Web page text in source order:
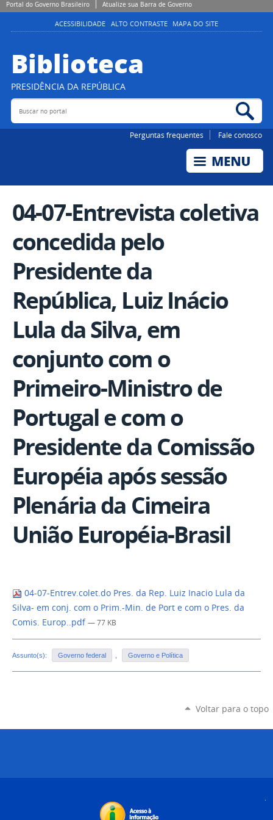
Portal do Governo Brasileiro Atualize sua Barra de Governo
ACESSIBILIDADE ALTO CONTRASTE MAPA DO SITE
Biblioteca
PRESIDÊNCIA DA REPÚBLICA
Buscar no portal
Perguntas frequentes Fale conosco
04-07-Entrevista coletiva
concedida pelo
Presidente da
República, Luiz Inácio
Lula da Silva, em
conjunto com o
Primeiro-Ministro de
Portugal e com o
Presidente da Comissão
Européia após sessão
Plenária da Cimeira
União Européia-Brasil
04-07-Entrev.colet.do Pres. da Rep. Luiz Inacio Lula da
Silva- em conj. com o Prim.-Min. de Port e com o Pres. da
Comis. Europ..pdf — 77 KB
Assunto(s): Governo federal Governo e Política
Voltar para o topo